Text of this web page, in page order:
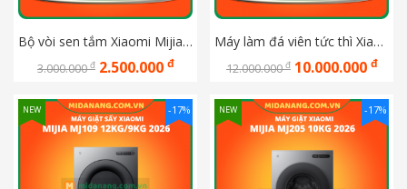
Bộ vòi sen tắm Xiaomi Mijia C MJKWLYHS04DB
3.000.000đ 2.500.000 đ
Máy làm đá viên tức thì Xiaomi Mijia Max Ice Maker
12.000.000đ 10.000.000 đ
-17%
NEW -17%
NEW